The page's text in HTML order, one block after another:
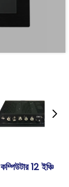
12 ইঞ্চি